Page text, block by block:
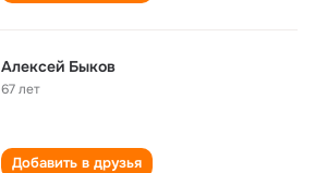
Алексей Быков
67 лет
Добавить в друзья